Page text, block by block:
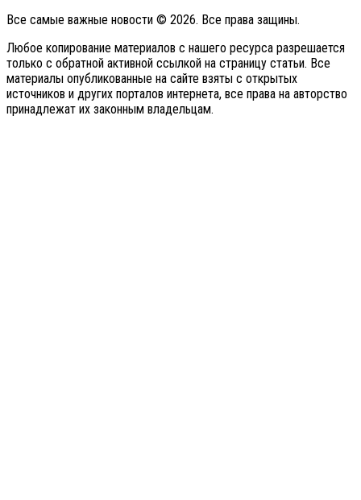
Все самые важные новости © 2026. Все права защины.
Любое копирование материалов с нашего ресурса разрешается
только с обратной активной ссылкой на страницу статьи. Все
материалы опубликованные на сайте взяты с открытых
источников и других порталов интернета, все права на авторство
принадлежат их законным владельцам.